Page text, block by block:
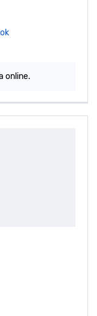
online.